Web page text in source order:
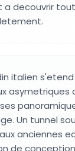
a decouvrir
italien
asymetriques
Un tunnel
anciennes
de